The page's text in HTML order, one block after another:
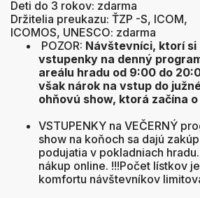
Deti do 3 rokov: zdarma
Držitelia preukazu: ŤZP -S, ICOM,
ICOMOS, UNESCO: zdarma
POZOR: Návštevníci, ktorí si
vstupenky na denný
areálu hradu od 9:00 do
však nárok na vstup do
ohňovú show, ktorá začína o
VSTUPENKY na VEČERNÝ
show na koňoch sa dajú
podujatia v pokladniach
nákup online. !!!Počet lístkov
komfortu návštevníkov